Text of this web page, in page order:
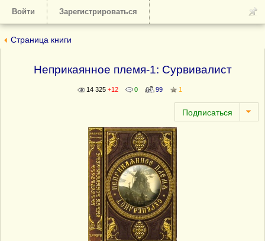
Войти Зарегистрироваться
Страница книги
Неприкаянное племя-1: Сурвивалист
14 325 +12 0 99 1